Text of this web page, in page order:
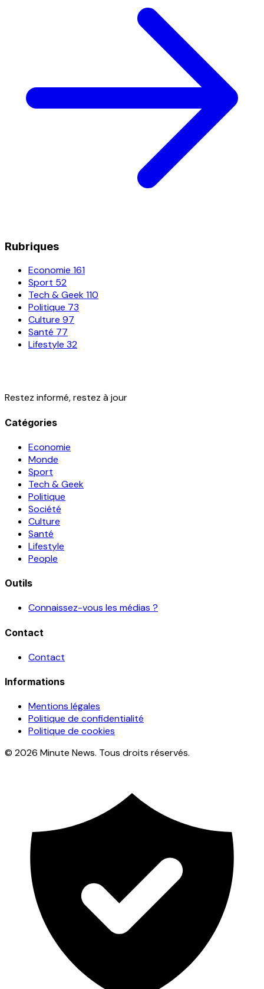
Rubriques
Economie 161
Sport 52
Tech & Geek110
Politique 73
Culture 97
Santé 77
Lifestyle 32
Restez informé, restez à jour
Catégories
Economie
Monde
Sport
Tech & Geek
Politique
Société
Culture
Santé
Lifestyle
People
Outils
Connaissez-vous les médias ?
Contact
Contact
Informations
Mentions légales
Politique de confidentialité
Politique de cookies
© 2026 Minute News. Tous droits réservés.